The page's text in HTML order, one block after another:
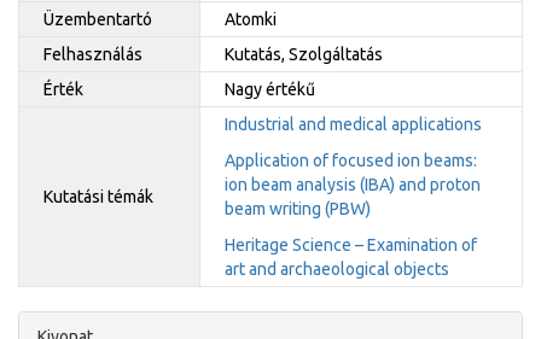
Üzembentartó
Atomki
Felhasználás
Kutatás, Szolgáltatás
Érték
Nagy értékű
Kutatási témák
Industrial and medical applications
Application of focused ion beams:
ion beam analysis (IBA) and proton
beam writing (PBW)
Heritage Science – Examination of
art and archaeological objects